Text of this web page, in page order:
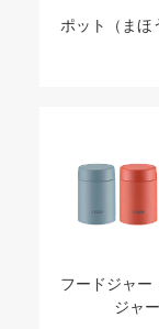
ポット（まほ
フードジャー
ジャー